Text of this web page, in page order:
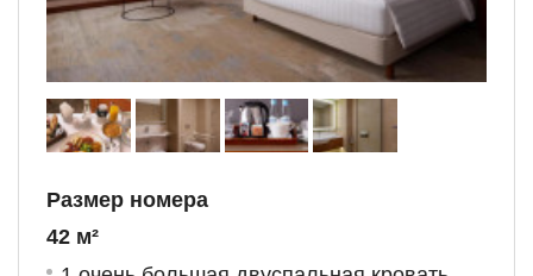
Размер номера
42 м²